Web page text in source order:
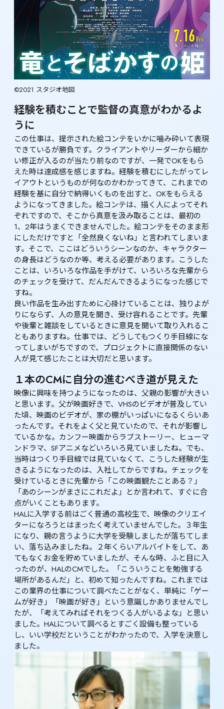
©2021 スタジオ地図
経験を積むことで監督の真意がわかるよ
うに
この仕事は、提示された絵コンテをいかに噛み砕いて表現
できているが勝負です。クライアントやリーダーから細か
い修正が入るのが当たり前なのですが、一発でOKをもら
えた時は達成感を感じますね。経験を積むにしたがってレ
イアウトというものが何なのかわかってきて、これまでの
経験を基に自分で納得いくものを出すと、OKをもらえる
ようになってきました。絵コンテは、描く人によってそれ
ぞれですので、そこから真意を汲み取ることは、最初の
1、2年はうまくできませんでした。絵コンテをそのまま形
にしただけですと「全然良くないね」と言われてしまいま
す。そこで、ここはどういうシーンなのか、キャラクター
の身長はどうなのか等、考える必要があります。こうした
ことは、いろいろな作品を手がけて、いろいろな先輩から
のチェックを受けて、だんだんできるようになった感じで
すね。
良い作品を生み出すために心掛けていることは、独りよが
りにならず、人の意見を聞き、受け容れることです。先輩
や後輩と雑談をしているときに意見を聞いて取り入れるこ
ともありますね。仕事では、どうしてもつくり手目線にな
ってしまいがちですので、プロジェクトに直接関係のない
人が見て感じたことは大切だと思います。
１本のCMに自分の進むべき道が見えた
映像に興味を持つようになったのは、父親の影響が大きい
と思います。父が映画好きで、VHSのビデオが普及してい
た頃、映画のビデオが、家の棚がいっぱいになるくらいあ
ったんです。それをよく父と見ていたので、それが影響し
ているかな。カンフー映画からラブストーリー、ヒューマ
ンドラマ、SFアニメなどいろいろ見ていましたね。でも、
当時はつくり手目線では見ていなくて、こうした経験が生
きるようになったのは、入社してからですね。チェックを
受けているときに先輩から「この映画観たことある？」
「あのシーンがまさにこれだよ」とか言われて、すぐに合
点がいくこともあります。
HALに入学する前はごく普通の高校生で、映像のクリエイ
ターになろうとはまったく考えていませんでした。３年生
になり、親の言うように大学を受験しましたが落ちてしま
い、落ち込みましたね。２年くらいアルバイトをして、あ
てもなくお金を貯めていましたが、そんな時、ふと目に入
ったのが、HALのCMでした。「こういうことを勉強する
場所があるんだ」と、初めて知ったんですね。これまでは
この業界の仕事について調べたことがなく、単純に「ゲー
ムが好き」「映画が好き」という意識しかありませんでし
たが、「考えてみればそれをつくる人がいるよな」と思い
ました。HALについて調べるとすごく設備も整っている
し、いい学校だということがわかったので、入学を決意し
ました。